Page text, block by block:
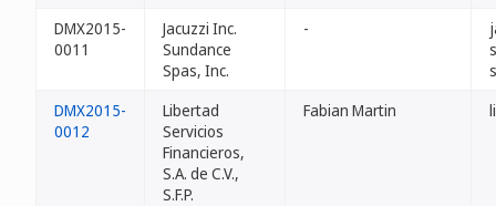
DMX2015-
0011
Jacuzzi Inc.
Sundance
Spas, Inc.
-
DMX2015-
0012
Libertad
Servicios
Financieros,
S.A. de C.V.,
S.F.P.
Fabian Martin